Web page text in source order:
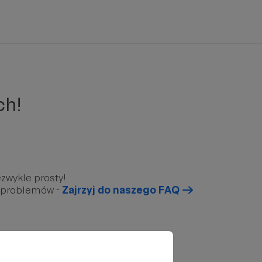
prosty!
- Zajrzyj do naszego FAQ